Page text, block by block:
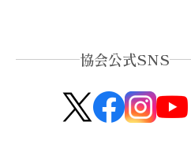
協会公式SNS